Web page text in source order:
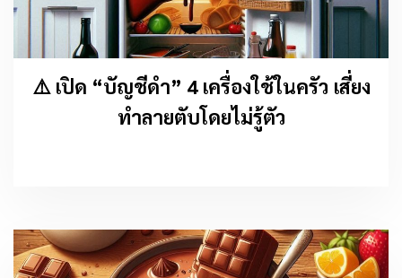
⚠️ เปิด “บัญชีดำ” 4 เครื่องใช้ในครัว เสี่ยง
ทำลายตับโดยไม่รู้ตัว